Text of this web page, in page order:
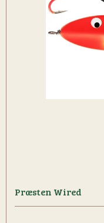
Præsten Wired